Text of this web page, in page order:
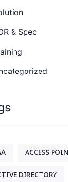
& Spec
ACCESS
DIRECTORY